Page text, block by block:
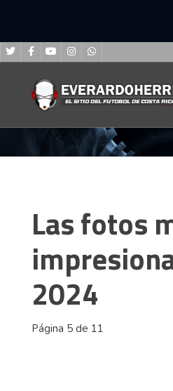
Las fotos
2024
Página 5 de 11